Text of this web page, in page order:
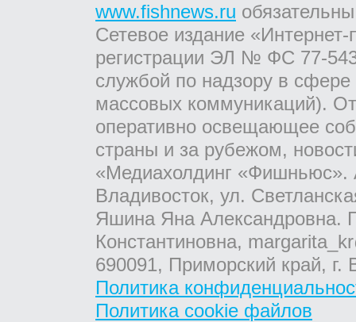
www.fishnews.ru
Сетевое издание
регистрации ЭЛ № ФС 77-
службой по надзору в
массовых коммуникаций).
оперативно освещающее
страны и за рубежом,
«Медиахолдинг «Фишньюс».
Владивосток, ул.
Яшина Яна Александровна.
Константиновна,
690091, Приморский край,
Политика
Политика cookie файлов